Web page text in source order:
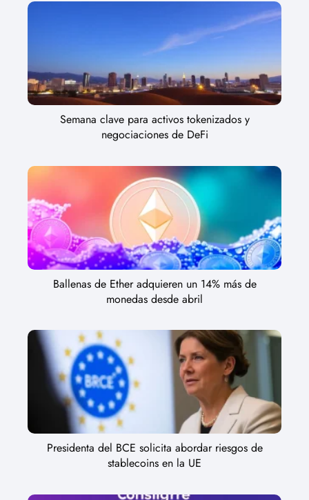
Semana clave para activos tokenizados y
negociaciones de DeFi
Ballenas de Ether adquieren un 14% más de
monedas desde abril
Presidenta del BCE solicita abordar riesgos de
stablecoins en la UE